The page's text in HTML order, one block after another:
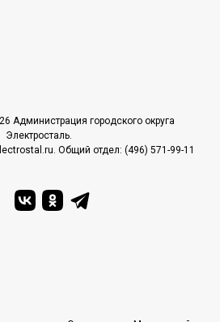
Администрация городского округа
Электросталь.
Общий отдел: (496) 571-99-11